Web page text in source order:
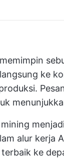
ke
alur kerja
ke